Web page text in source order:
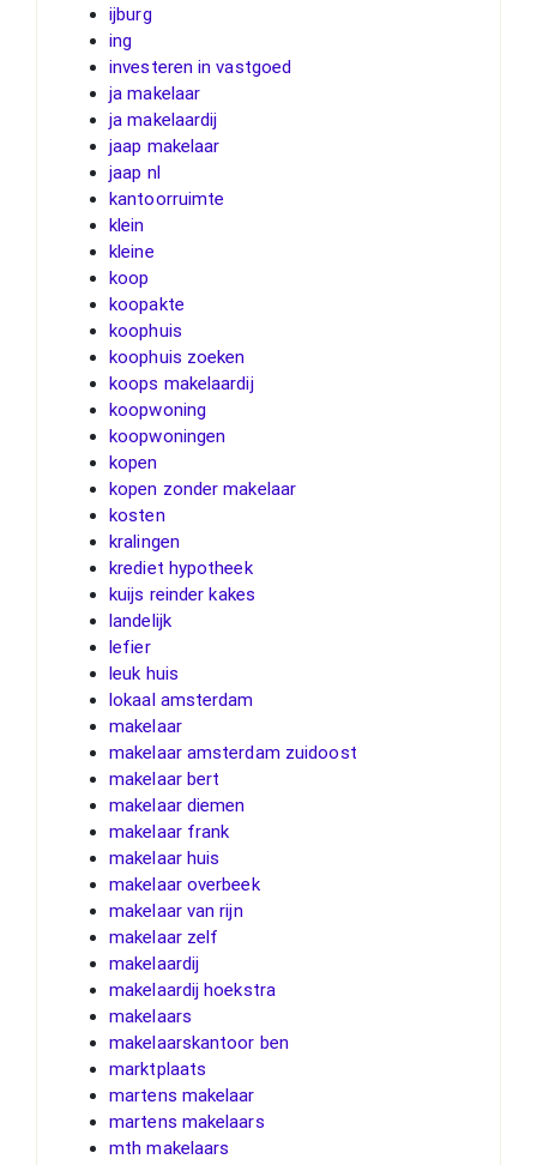
ijburg
ing
investeren in vastgoed
ja makelaar
ja makelaardij
jaap makelaar
jaap nl
kantoorruimte
klein
kleine
koop
koopakte
koophuis
koophuis zoeken
koops makelaardij
koopwoning
koopwoningen
kopen
kopen zonder makelaar
kosten
kralingen
krediet hypotheek
kuijs reinder kakes
landelijk
lefier
leuk huis
lokaal amsterdam
makelaar
makelaar amsterdam zuidoost
makelaar bert
makelaar diemen
makelaar frank
makelaar huis
makelaar overbeek
makelaar van rijn
makelaar zelf
makelaardij
makelaardij hoekstra
makelaars
makelaarskantoor ben
marktplaats
martens makelaar
martens makelaars
mth makelaars